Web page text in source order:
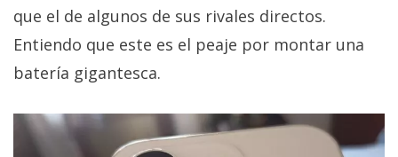
que el de algunos de sus rivales directos.
Entiendo que este es el peaje por montar una
batería gigantesca.